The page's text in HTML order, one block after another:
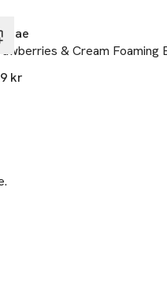
& Cream Foaming
kr